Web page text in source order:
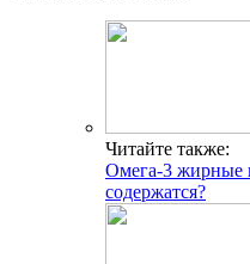
Читайте также:
Омега-3 жирные
содержатся?